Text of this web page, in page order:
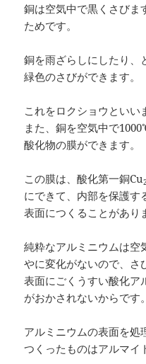
銅は空気中で黒くさびま
ためです。
銅を雨ざらしにしたり、
緑色のさびができます。
これをロクショウといい
また、銅を空気中で
酸化物の膜ができます。
この膜は、酸化第一銅Cu
にできて、内部を保護す
表面につくることがあり
純粋なアルミニウムは空
やに変化がないので、さ
表面にごくうすい酸化ア
がおかされないからです。
アルミニウムの表面を処
つくったものはアルマイ